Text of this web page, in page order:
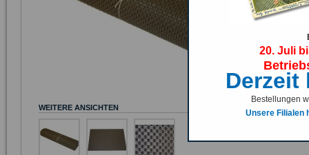
Liegendmatte
WEITERE ANSICHTEN
20. Juli
Derzeit
Bestellungen
Unsere Filialen